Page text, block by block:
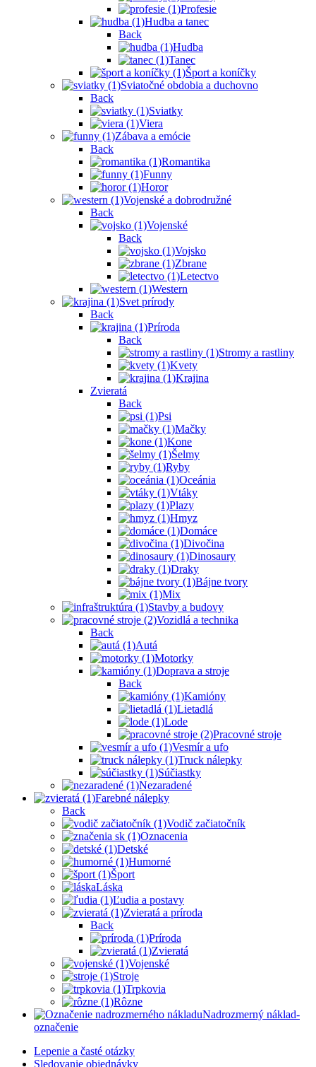
Profesie
Hudba a tanec
Back
Hudba
Tanec
Šport a koníčky
Sviatočné obdobia a duchovno
Back
Sviatky
Viera
Zábava a emócie
Back
Romantika
Funny
Horor
Vojenské a dobrodružné
Back
Vojenské
Back
Vojsko
Zbrane
Letectvo
Western
Svet prírody
Back
Príroda
Back
Stromy a rastliny
Kvety
Krajina
Zvieratá
Back
Psi
Mačky
Kone
Šelmy
Ryby
Oceánia
Vtáky
Plazy
Hmyz
Domáce
Divočina
Dinosaury
Draky
Bájne tvory
Mix
Stavby a budovy
Vozidlá a technika
Back
Autá
Motorky
Doprava a stroje
Back
Kamióny
Lietadlá
Lode
Pracovné stroje
Vesmír a ufo
Truck nálepky
Súčiastky
Nezaradené
Farebné nálepky
Back
Vodič začiatočník
Oznacenia
Detské
Humorné
Šport
Láska
Ľudia a postavy
Zvieratá a príroda
Back
Príroda
Zvieratá
Vojenské
Stroje
Trpkovia
Rôzne
Nadrozmerný náklad-
označenie
Lepenie a časté otázky
Sledovanie objednávky